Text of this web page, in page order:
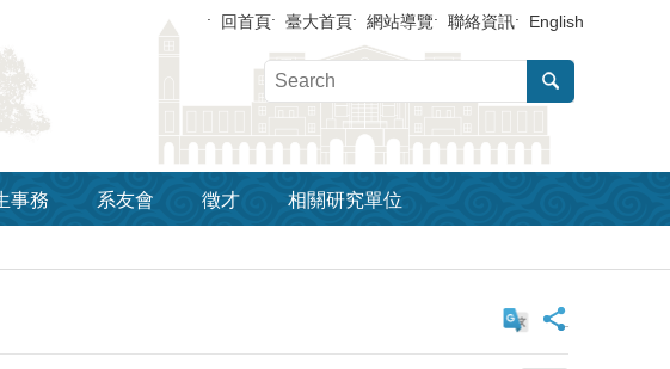
回首頁 臺大首頁 網站導覽 聯絡資訊 English
事務 系友會 徵才 相關研究單位
_